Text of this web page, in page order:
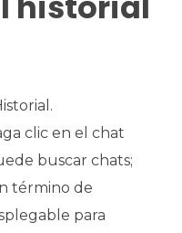
clic en el chat
buscar chats;
término de
para